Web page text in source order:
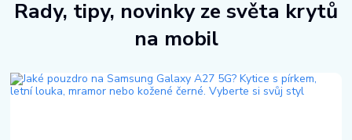
Rady, tipy, novinky ze světa krytů
na mobil